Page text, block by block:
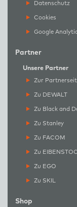
Datenschutz
Cookies
Google
Partner
Unsere Partner
Zur
Zu DEWALT
Zu Black and
Zu Stanley
Zu FACOM
Zu
Zu EGO
Zu SKIL
Shop